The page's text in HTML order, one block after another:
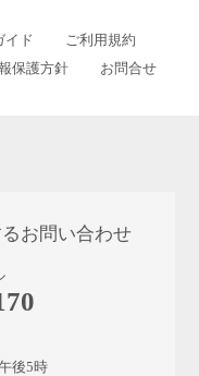
イド
ご利用規約
保護方針 お問合せ
お問い合わせ
後5時